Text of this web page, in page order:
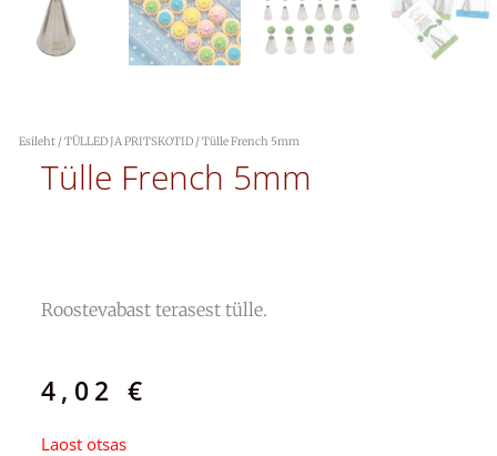
Esileht /TÜLLED JA PRITSKOTID / Tülle French 5mm
Tülle French 5mm
Roostevabast terasest tülle.
4,02 €
Laost otsas